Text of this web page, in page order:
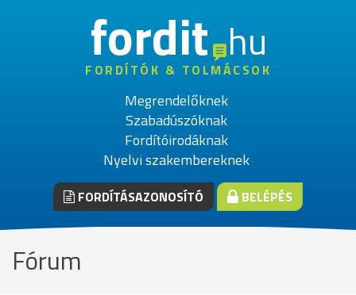
fordithu
FORDÍTÓK & TOLMÁCSOK
Megrendelőknek
Szabadúszóknak
Fordítóirodáknak
Nyelvi szakembereknek
FORDÍTÁSAZONOSÍTÓ BELÉPÉS
Fórum